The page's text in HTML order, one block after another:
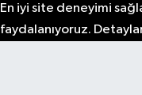
En iyi site deneyimi
faydalanıyoruz.